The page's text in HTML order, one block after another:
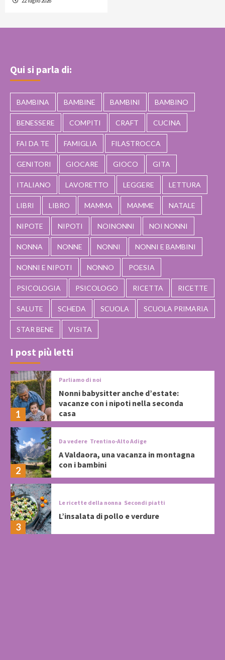
Qui si parla di:
BAMBINA BAMBINE BAMBINI BAMBINO
BENESSERE COMPITI CRAFT CUCINA
FAI DA TE FAMIGLIA FILASTROCCA
GENITORI GIOCARE GIOCO GITA
ITALIANO LAVORETTO LEGGERE LETTURA
LIBRI LIBRO MAMMA MAMME NATALE
NIPOTE NIPOTI NOINONNI NOI NONNI
NONNA NONNE NONNI NONNI E BAMBINI
NONNI E NIPOTI NONNO POESIA
PSICOLOGIA PSICOLOGO RICETTA RICETTE
SALUTE SCHEDA SCUOLA SCUOLA PRIMARIA
STAR BENE VISITA
I post più letti
1
Parliamo di noi
Nonni babysitter anche d’estate:
vacanze con i nipoti nella seconda
casa
2
Da vedere Trentino-Alto Adige
A Valdaora, una vacanza in montagna
con i bambini
3
Le ricette della nonna Secondi piatti
L’insalata di pollo e verdure